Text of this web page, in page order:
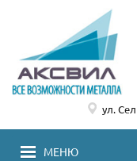
МЕНЮ
ул.